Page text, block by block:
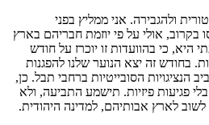
ולהגבירה. אני ממליץ בפני
בקרוב, אולי על פי יוזמת חבריהם בארץ
היא, כי בהוועדות זו יוכרז על חודש
בחודש זה יצא הנוער שלנו להפגנות
הנציגויות הסובייטיות ברחבי תבל. כן,
פגיעות פיזיות. תישמע התביעה, ולא
לשוב לארץ אבותיהם, למדינה היהודית.